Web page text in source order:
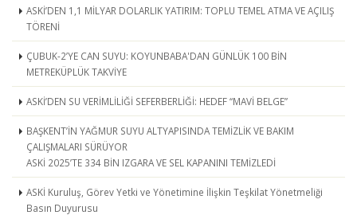
ASKİ’DEN 1,1 MİLYAR DOLARLIK YATIRIM: TOPLU TEMEL ATMA VE AÇILIŞ
TÖRENİ
ÇUBUK-2’YE CAN SUYU: KOYUNBABA'DAN GÜNLÜK 100 BİN
METREKÜPLÜK TAKVİYE
ASKİ’DEN SU VERİMLİLİĞİ SEFERBERLİĞİ: HEDEF “MAVİ BELGE”
BAŞKENT’İN YAĞMUR SUYU ALTYAPISINDA TEMİZLİK VE BAKIM
ÇALIŞMALARI SÜRÜYOR
ASKİ 2025’TE 334 BİN IZGARA VE SEL KAPANINI TEMİZLEDİ
ASKİ Kuruluş, Görev Yetki ve Yönetimine İlişkin Teşkilat Yönetmeliği
Basın Duyurusu